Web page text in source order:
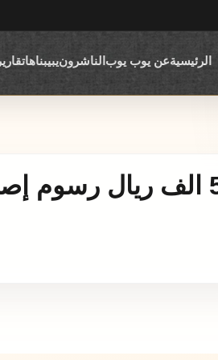
الرئيسيةعن يوب يوبالناشرونيبيبناها
59 الف ريال